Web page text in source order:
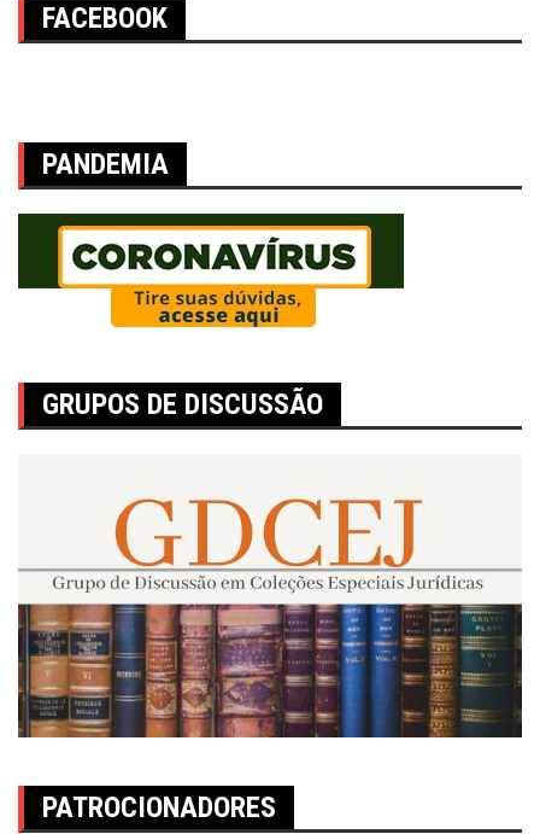
FACEBOOK
PANDEMIA
GRUPOS DE DISCUSSÃO
PATROCIONADORES